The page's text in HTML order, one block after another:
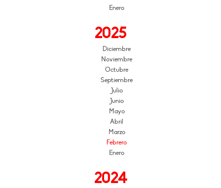
Enero
2025
Diciembre
Noviembre
Octubre
Septiembre
Julio
Junio
Mayo
Abril
Marzo
Febrero
Enero
2024